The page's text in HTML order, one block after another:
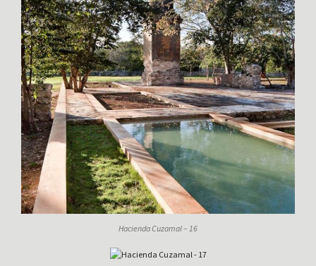
Hacienda Cuzamal – 16